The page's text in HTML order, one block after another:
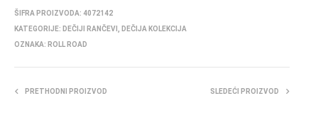
ŠIFRA PROIZVODA: 4072142
KATEGORIJE: DEČIJI RANČEVI
DEČIJA KOLEKCIJA
OZNAKA: ROLL ROAD
PRETHODNI PROIZVOD SLEDEĆI PROIZVOD